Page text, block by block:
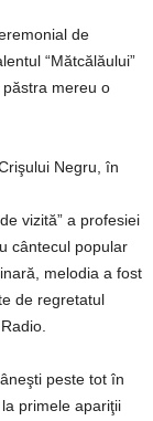
de
“Mătcălăului”
mereu o
Negru, în
vizită” a profesiei
cântecul popular
melodia a fost
de regretatul
peste tot în
primele apariţii